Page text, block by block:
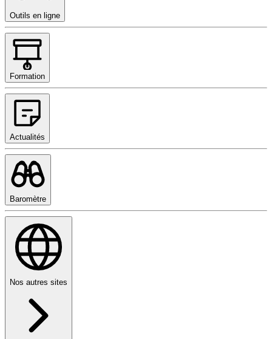
Outils en ligne
Formation
Actualités
Baromètre
Nos autres sites